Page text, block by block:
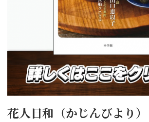
花人日和（かじんびより）